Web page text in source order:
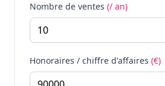
Nombre de ventes (/ an)
Honoraires / chiffre d'affaires (€)